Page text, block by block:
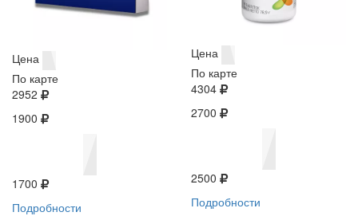
Цена
По карте
2952
1900
1700
Подробности
Цена
По карте
4304
2700
2500
Подробности